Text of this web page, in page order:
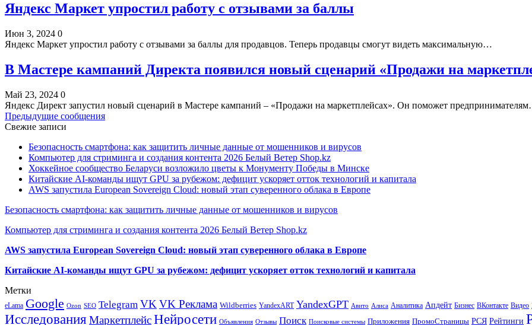
Яндекс Маркет упростил работу с отзывами за баллы
Июн 3, 2024 0
Яндекс Маркет упростил работу с отзывами за баллы для продавцов. Теперь продавцы смогут видеть максимальную…
В Мастере кампаний Директа появился новый сценарий «Продажи на
Май 23, 2024 0
Яндекс Директ запустил новый сценарий в Мастере кампаний – «Продажи на маркетплейсах». Он поможет
Предыдущие сообщения
Свежие записи
Безопасность смартфона: как защитить личные данные от мошенников и вирусов
Компьютер для стриминга и создания контента 2026 Белый Ветер Shop.kz
Хоккейное сообщество Беларуси возложило цветы к Монументу Победы в Минске
Китайские AI-команды ищут GPU за рубежом: дефицит ускоряет отток технологий и капитала
AWS запустила European Sovereign Cloud: новый этап суверенного облака в Европе
Безопасность смартфона: как защитить личные данные от мошенников и вирусов
Компьютер для стриминга и создания контента 2026 Белый Ветер Shop.kz
AWS запустила European Sovereign Cloud: новый этап суверенного облака в Европе
Китайские AI-команды ищут GPU за рубежом: дефицит ускоряет отток технологий и капитала
Метки
eLama Google Ozon SEO Telegram VK VK Реклама Wildberries YandexART YandexGPT Авито Алиса Аналитика Апдейт Бизнес ВКонтакте Видео
Исследования МаркетплейсНейросети Объявления Отзывы Поиск Поисковые системы Приложения ПромоСтраницы РСЯ Рейтинги